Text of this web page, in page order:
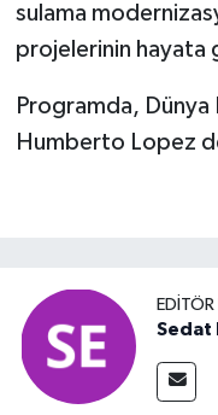
sulama
projelerinin hayata
Programda, Dünya
Humberto Lopez
Sedat